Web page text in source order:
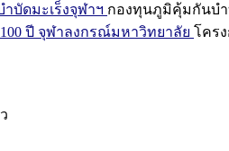
บัดมะเร็งจุฬาฯ กองทุนภูมิคุ้มกันบำ
ปี จุฬาลงกรณ์มหาวิทยาลัย โคร